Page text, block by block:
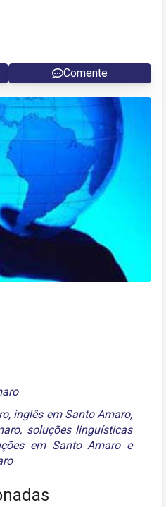
Comente
, inglês em Santo Amaro,
, soluções linguísticas
em Santo Amaroe